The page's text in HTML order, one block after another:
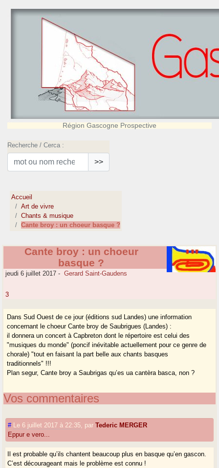
Région Gascogne Prospective
Recherche / Cerca :
>>
Accueil
Art de vivre
Chants & musique
Cante broy : un choeur basque ?
Cante broy : un choeur
basque ?
jeudi 6 juillet 2017 - Gerard Saint-Gaudens
3
Dans Sud Ouest de ce jour (éditions sud Landes) une information
concernant le choeur Cante broy de Saubrigues (Landes) :
il donnera un concert à Capbreton dont le répertoire est celui des
"musiques du monde" (poncif inévitable actuellement pour ce genre de
chorale) "tout en faisant la part belle aux chants basques
traditionnels" !!!
Plan segur, Cante broy a Saubrigas qu’es ua cantèra basca, non ?
Vos commentaires
# Le 6 juillet 2017 à 22:35 parTederic MERGER
Eppur e vero...
Il est probable qu’ils chantent beaucoup plus en basque qu’en gascon.
C’est décourageant mais le problème est connu !